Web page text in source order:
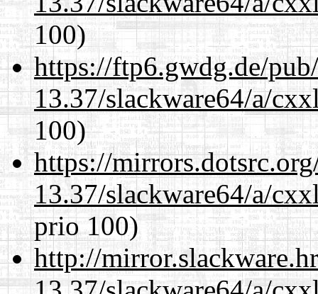
100)
https://ftp6.gwdg.de/
13.37/slackware64/a/
100)
https://
13.37/slackware64/a/
prio 100)
http://